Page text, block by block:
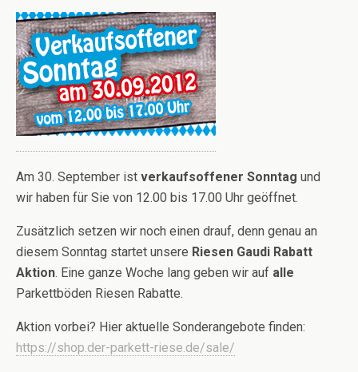
Am 30. September ist verkaufsoffener Sonntag und
wir haben für Sie von 12.00 bis 17.00 Uhr geöffnet.
Zusätzlich setzen wir noch einen drauf, denn genau an
diesem Sonntag startet unsere Riesen Gaudi Rabatt
Aktion. Eine ganze Woche lang geben wir auf alle
Parkettböden Riesen Rabatte.
Aktion vorbei? Hier aktuelle Sonderangebote finden:
https://shop.der-parkett-riese.de/sale/